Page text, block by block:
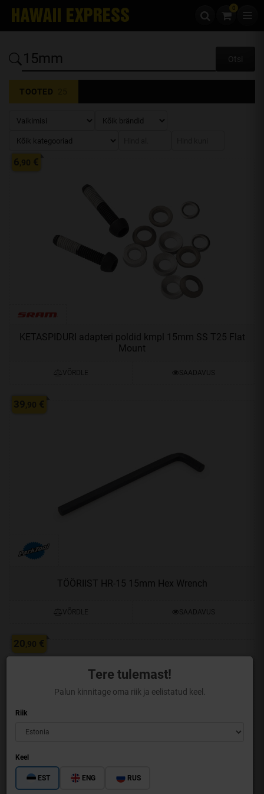
Liigu edasi sisu juurde 0
Tere tulemast!
Palun kinnitage oma riik ja eelistatud keel.
Riik
Keel
EST ENG RUS
KETASPIDURI adapteri poldid kmpl 15mm SS T25 Flat
Mount
VÕRDLE SAADAVUS
6,90 €
TÖÖRIIST HR-15 15mm Hex Wrench
VÕRDLE SAADAVUS
39,90 €
20,90 €